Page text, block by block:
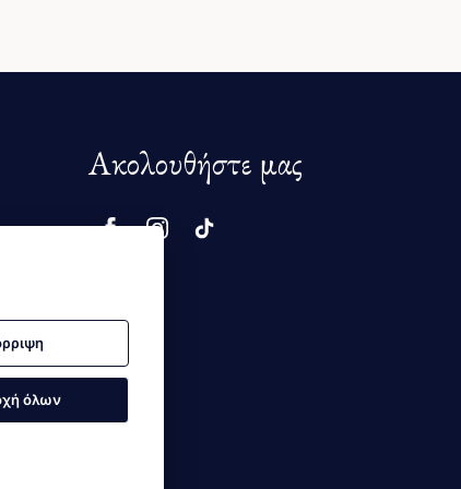
Ακολουθήστε μας
όλων